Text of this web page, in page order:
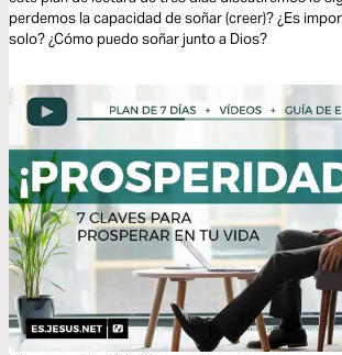
perdemos la capacidad de soñar (creer)? ¿Es
solo? ¿Cómo puedo soñar junto a Dios?